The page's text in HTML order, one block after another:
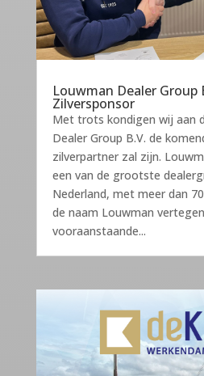
Louwman Dealer Group
Zilversponsor
Met trots kondigen wij aan
Dealer Group B.V. de
zilverpartner zal zijn.
een van de grootste
Nederland, met meer dan
de naam Louwman
vooraanstaande...